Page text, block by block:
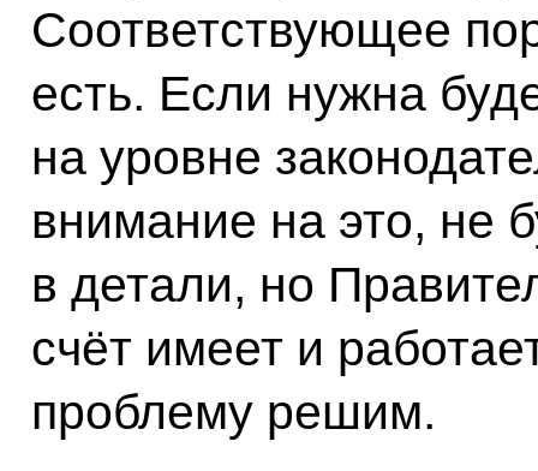
Соответствующее
есть. Если нужна
на уровне
внимание на это, не
в детали, но
счёт имеет и
проблему решим.